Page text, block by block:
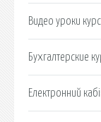
Видео уроки
Бухгалтерские
Електронний